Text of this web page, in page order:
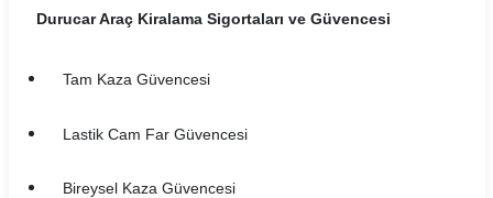
Port Araç Kiralama Koşulları
Pusula Araç Kiralama Koşulları
Durucar Araç Kiralama Sigortaları ve Güvencesi
Tam Kaza Güvencesi
Lastik Cam Far Güvencesi
Bireysel Kaza Güvencesi